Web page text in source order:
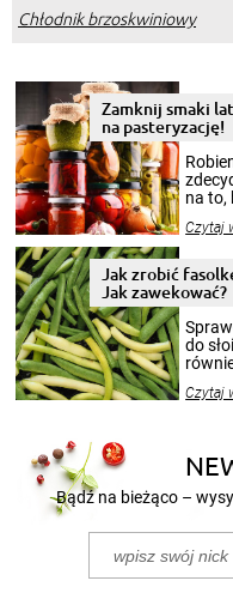
Chłodnik brzoskwiniowy
Zamknij smaki
na pasteryzację!
na to,
pełni
Czytaj
Jak zrobić
Jak zawekować?
do
nasze
Czytaj
Bądź na bieżąco –